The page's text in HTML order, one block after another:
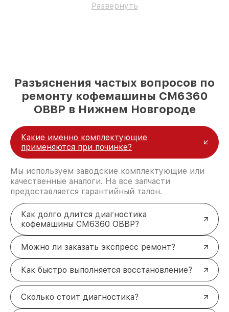
Развернуть
Разъяснения частых вопросов по
ремонту кофемашины CM6360
OBBP в Нижнем Новгороде
Какие именно комплектующие
применяются при починке?
Мы используем заводские комплектующие или
качественные аналоги. На все запчасти
предоставляется гарантийный талон.
Как долго длится диагностика
кофемашины CM6360 OBBP?
Можно ли заказать экспресс ремонт?
Как быстро выполняется восстановление?
Сколько стоит диагностика?